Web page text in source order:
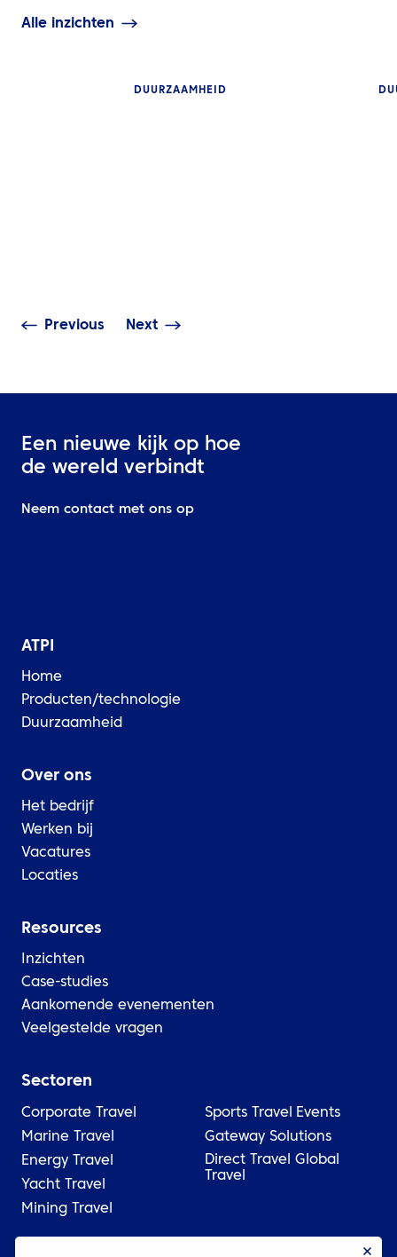
Alle inzichten
DUURZAAMHEID
Previous Next
Een nieuwe kijk op hoe
de wereld verbindt
Neem contact met ons op
ATPI
Home
Producten/technologie
Duurzaamheid
Over ons
Het bedrijf
Werken bij
Vacatures
Locaties
Resources
Inzichten
Case-studies
Aankomende evenementen
Veelgestelde vragen
Sectoren
Corporate Travel
Marine Travel
Energy Travel
Yacht Travel
Mining Travel
Sports Travel
Events
Gateway Solutions
Direct Travel Global
Travel